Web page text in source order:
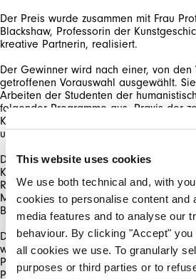
This website uses cookies
We use both technical and, with
cookies to personalise content and
media features and to analyse our
behaviour. By clicking "Accept"
all cookies we use. To granularly
purposes or third parties or to
Der Preis wurde zusammen mit Frau
Blackshaw, Professorin der
kreative Partnerin, realisiert.
Der Gewinner wird nach einer, von den
getroffenen Vorauswahl ausgewählt.
Arbeiten der Studenten der
folgender Programme aus: Praxis der
Keramik, Glas, Schmuck und Metall,
und Skulpturen.
Der Preis ist eine Anerkennung für die
Konzept her betrachtet - den
Raum, den er benutzt, vorsieht und
Materialien und der Geschicklichkeit bei
Beweis stellen möchte.
Die Zusammenarbeit mit dem Royal
weiterer berühmter Name in der
Persönlichkeiten und Institutionen, die
Professionisten unseres Teams, das